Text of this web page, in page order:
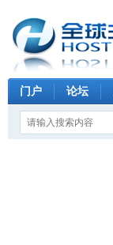
门户 论坛